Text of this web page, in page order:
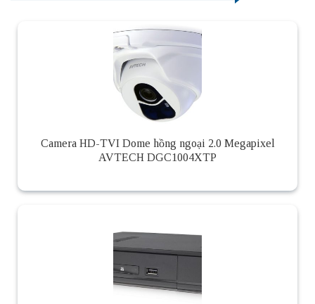
Camera HD-TVI Dome hồng ngoại 2.0 Megapixel
AVTECH DGC1004XTP